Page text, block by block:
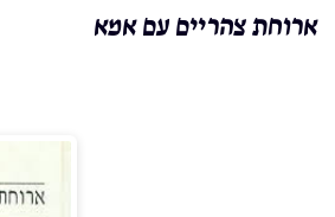
ארוחת צהריים עם אמא